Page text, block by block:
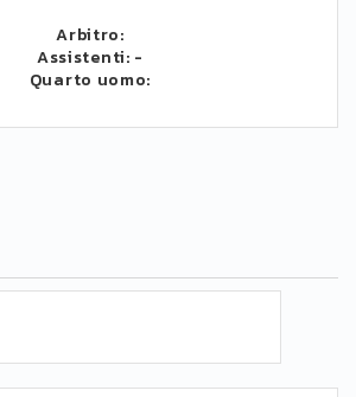
Arbitro:
Assistenti: -
Quarto uomo: